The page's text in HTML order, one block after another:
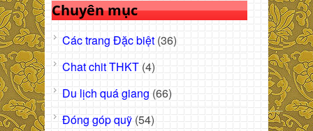
Chuyên mục
Các trang Đặc biệt (36)
Chat chit THKT (4)
Du lịch quá giang (66)
Đóng góp quỹ (54)